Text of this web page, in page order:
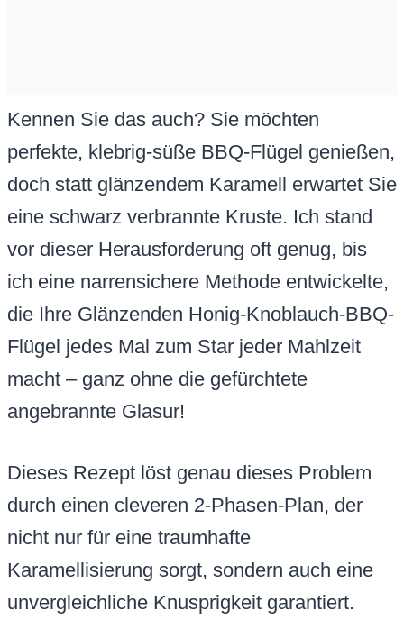
Kennen Sie das auch? Sie möchten
perfekte, klebrig-süße BBQ-Flügel genießen,
doch statt glänzendem Karamell erwartet Sie
eine schwarz verbrannte Kruste. Ich stand
vor dieser Herausforderung oft genug, bis
ich eine narrensichere Methode entwickelte,
die Ihre Glänzenden Honig-Knoblauch-BBQ-
Flügel jedes Mal zum Star jeder Mahlzeit
macht – ganz ohne die gefürchtete
angebrannte Glasur!
Dieses Rezept löst genau dieses Problem
durch einen cleveren 2-Phasen-Plan, der
nicht nur für eine traumhafte
Karamellisierung sorgt, sondern auch eine
unvergleichliche Knusprigkeit garantiert.